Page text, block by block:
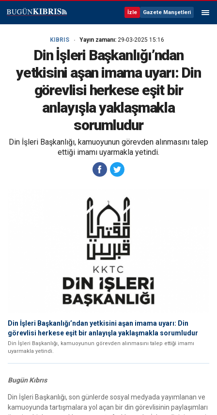
İzle Gazete Manşetleri
KIBRIS Yayın zamanı: 29-03-2025 15:16
Din İşleri Başkanlığı’ndan
yetkisini aşan imama uyarı: Din
görevlisi herkese eşit bir
anlayışla yaklaşmakla
sorumludur
Din İşleri Başkanlığı, kamuoyunun görevden alınmasını talep
ettiği imamı uyarmakla yetindi.
Din İşleri Başkanlığı’ndan yetkisini aşan imama uyarı: Din
görevlisi herkese eşit bir anlayışla yaklaşmakla sorumludur
Din İşleri Başkanlığı, kamuoyunun görevden alınmasını talep ettiği imamı
uyarmakla yetindi.
Bugün Kıbrıs
Din İşleri Başkanlığı, son günlerde sosyal medyada yayımlanan ve
kamuoyunda tartışmalara yol açan bir din görevlisinin paylaşımları